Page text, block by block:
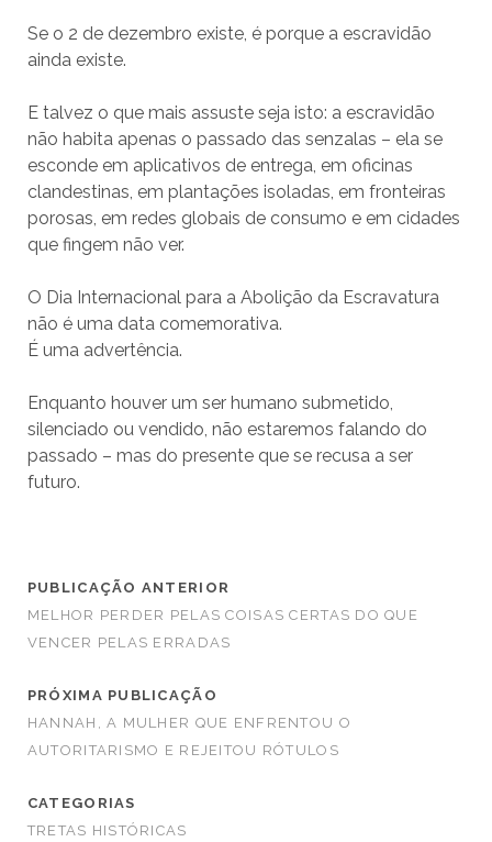
Se o 2 de dezembro existe, é porque a escravidão
ainda existe.
E talvez o que mais assuste seja isto: a escravidão
não habita apenas o passado das senzalas – ela se
esconde em aplicativos de entrega, em oficinas
clandestinas, em plantações isoladas, em fronteiras
porosas, em redes globais de consumo e em cidades
que fingem não ver.
O Dia Internacional para a Abolição da Escravatura
não é uma data comemorativa.
É uma advertência.
Enquanto houver um ser humano submetido,
silenciado ou vendido, não estaremos falando do
passado – mas do presente que se recusa a ser
futuro.
PUBLICAÇÃO ANTERIOR
MELHOR PERDER PELAS COISAS CERTAS DO QUE
VENCER PELAS ERRADAS
PRÓXIMA PUBLICAÇÃO
HANNAH, A MULHER QUE ENFRENTOU O
AUTORITARISMO E REJEITOU RÓTULOS
CATEGORIAS
TRETAS HISTÓRICAS